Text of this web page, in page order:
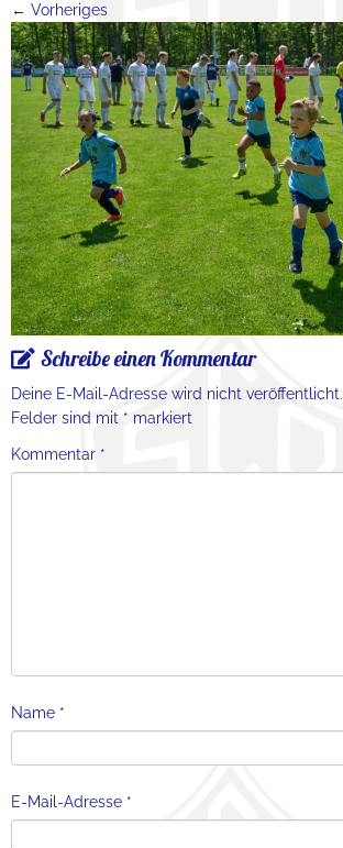
← Vorheriges
Schreibe einen Kommentar
Deine E-Mail-Adresse wird nicht veröffentlicht.
Felder sind mit * markiert
Kommentar *
Name *
E-Mail-Adresse *